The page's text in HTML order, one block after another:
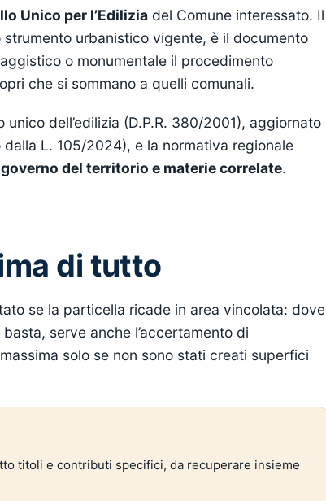
Unico per l’Edilizia del Comune interessato. Il
urbanistico vigente, è il documento
o monumentale il procedimento
che si sommano a quelli comunali.
dell’edilizia (D.P.R. 380/2001), aggiornato
L. 105/2024), e la normativa regionale
governo del territorio e materie correlate.
di tutto
se la particella ricade in area vincolata: dove
serve anche l’accertamento di
solo se non sono stati creati superfici
titoli e contributi specifici, da recuperare insieme